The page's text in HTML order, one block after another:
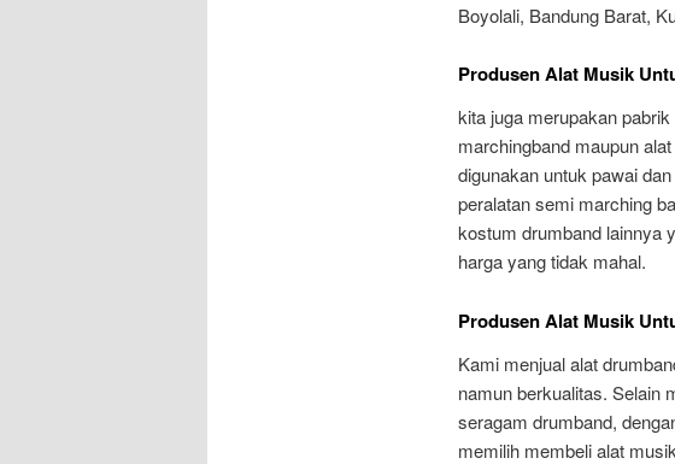
Boyolali, Bandung Barat,
Produsen Alat Musik
kita juga merupakan
marchingband maupun
digunakan untuk pawai
peralatan semi marching
kostum drumband lainnya
harga yang tidak mahal.
Produsen Alat Musik
Kami menjual alat
namun berkualitas. Selain
seragam drumband,
memilih membeli alat